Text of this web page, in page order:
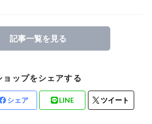
記事一覧を見る
ョップをシェアする
シェア LINE ツイート